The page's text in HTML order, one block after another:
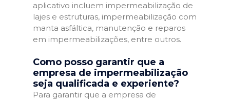
aplicativo incluem impermeabilização de
lajes e estruturas, impermeabilização com
manta asfáltica, manutenção e reparos
em impermeabilizações, entre outros.
Como posso garantir que a
empresa de impermeabilização
seja qualificada e experiente?
Para garantir que a empresa de